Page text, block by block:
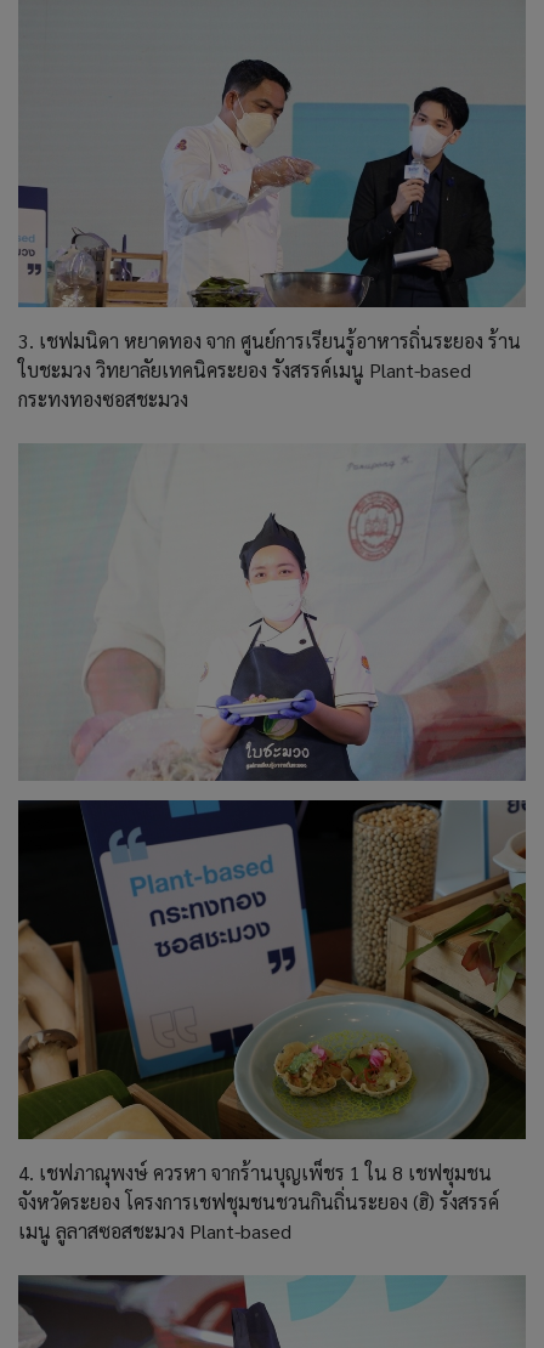
3. เชฟมนิดา หยาดทอง จาก ศูนย์การเรียนรู้อาหารถิ่นระยอง ร้าน
ใบชะมวง วิทยาลัยเทคนิคระยอง รังสรรค์เมนู Plant-based
กระทงทองซอสชะมวง
4. เชฟภาณุพงษ์ ควรหา จากร้านบุญเพ็ชร 1 ใน 8 เชฟชุมชน
จังหวัดระยอง โครงการเชฟชุมชนชวนกินถิ่นระยอง (ฮิ) รังสรรค์
เมนู ลูลาสซอสชะมวง Plant-based